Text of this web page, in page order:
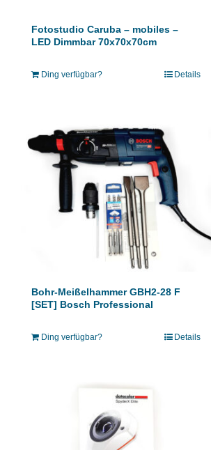
Fotostudio Caruba – mobiles –
LED Dimmbar 70x70x70cm
Ding verfügbar? Details
Bohr-Meißelhammer GBH2-28 F
[SET] Bosch Professional
Ding verfügbar? Details